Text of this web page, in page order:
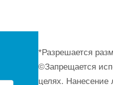
*Разрешается
©Запрещается
целях. Нанесение